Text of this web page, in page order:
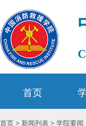
首页
首页 > 新闻列表 > 学院要闻